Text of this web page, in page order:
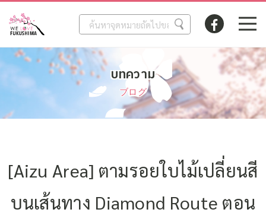
บทความ
ブログ
[Aizu Area] ตามรอยใบไม้เปลี่ยนสี
บนเส้นทาง Diamond Route ตอน